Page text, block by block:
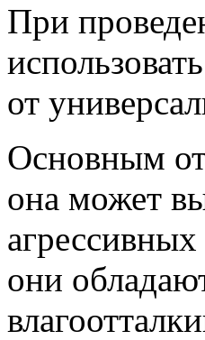
При
от
Основным
она может
они